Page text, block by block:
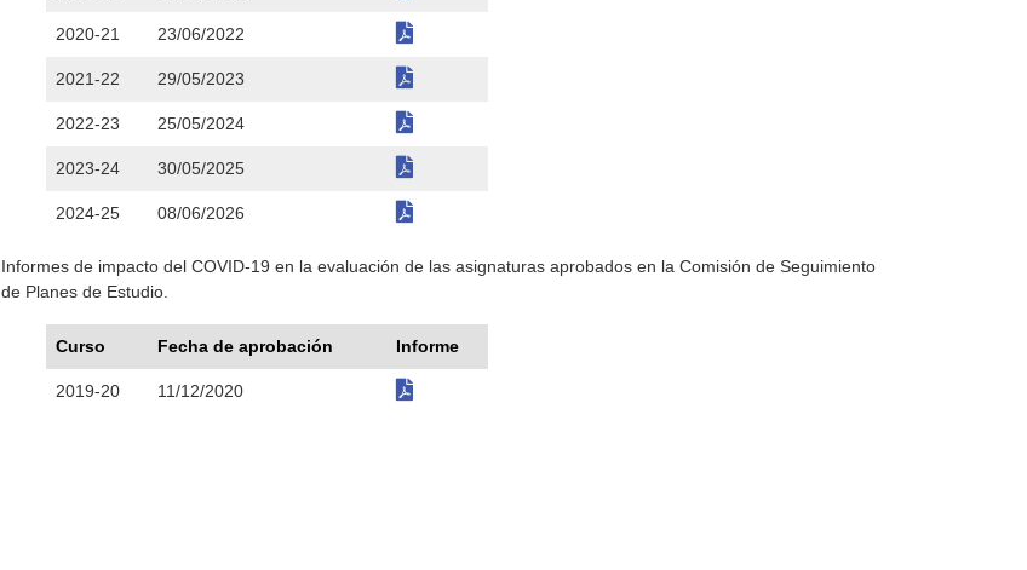
2020-21 23/06/2022
2021-22 29/05/2023
2022-23 25/05/2024
2023-24 30/05/2025
2024-25 08/06/2026
Informes de impacto del COVID-19 en la evaluación de las asignaturas aprobados en la Comisión de Seguimiento
de Planes de Estudio.
Curso Fecha de aprobación Informe
2019-20 11/12/2020